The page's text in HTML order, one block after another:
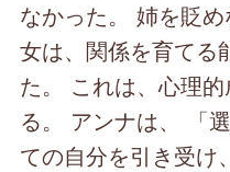
なかった。 姉を貶
女は、関係を育てる
た。 これは、心理
る。 アンナは、 「
ての自分を引き受け